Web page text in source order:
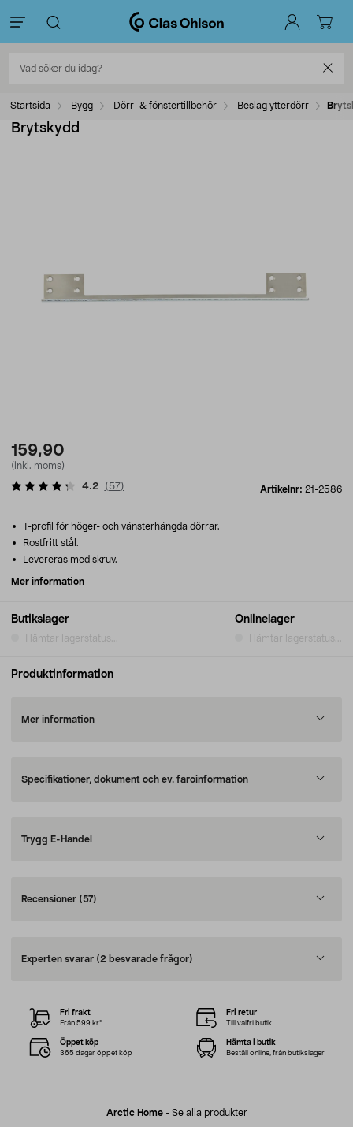
Startsida Bygg Dörr- & fönstertillbehör Beslag ytterdörr
Brytskydd
159,90
(inkl. moms)
Artikelnr: 21-2586
4.2 ( 57)
Butikslager
Hämtar lagerstatus...
Onlinelager
Hämtar lagerstatus...
T-profil för höger- och vänsterhängda dörrar.
Rostfritt stål.
Levereras med skruv.
Mer information
Produktinformation
Mer information
Specifikationer, dokument och ev. faroinformation
Trygg E-Handel
Recensioner (57)
Experten svarar (2 besvarade frågor)
Arctic Home- Se alla produkter
Fri frakt
Från 599 kr*
Fri retur
Till valfri butik
Öppet köp
365 dagar öppet köp
Hämta i butik
Beställ online, från butikslager